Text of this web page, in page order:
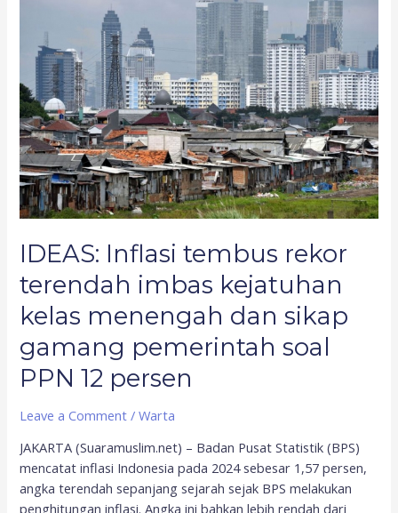
IDEAS: Inflasi tembus rekor
terendah imbas kejatuhan
kelas menengah dan sikap
gamang pemerintah soal
PPN 12 persen
Leave a Comment /Warta
JAKARTA (Suaramuslim.net) – Badan Pusat Statistik (BPS)
mencatat inflasi Indonesia pada 2024 sebesar 1,57 persen,
angka terendah sepanjang sejarah sejak BPS melakukan
penghitungan inflasi. Angka ini bahkan lebih rendah dari
rekor
terendah
imbas
kejatuhan
kelas
menengah
dan
sikap
gamang
pemerintah
soal
PPN
12
persen